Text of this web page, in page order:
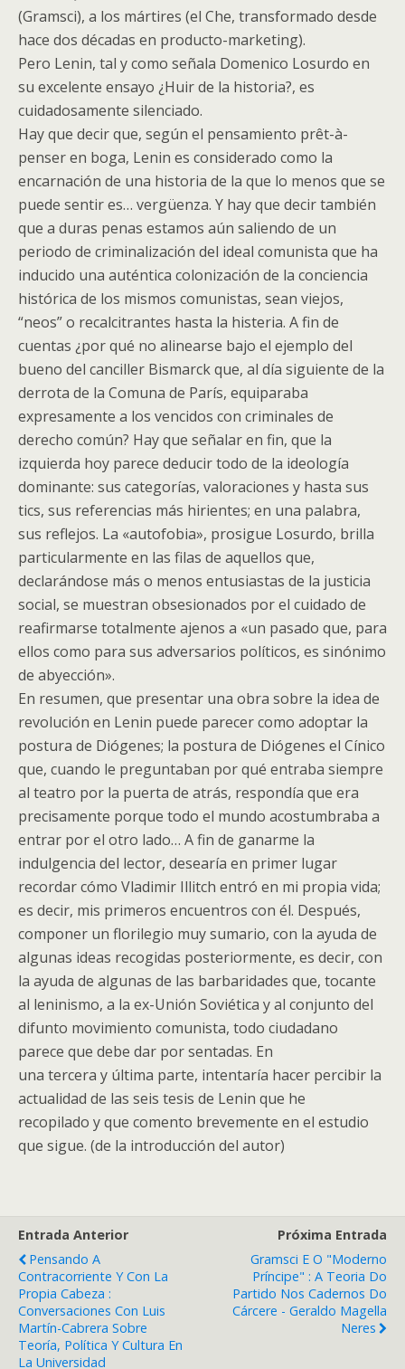
(Gramsci), a los mártires (el Che, transformado desde
hace dos décadas en producto-marketing).
Pero Lenin, tal y como señala Domenico Losurdo en
su excelente ensayo ¿Huir de la historia?, es
cuidadosamente silenciado.
Hay que decir que, según el pensamiento prêt-à-
penser en boga, Lenin es considerado como la
encarnación de una historia de la que lo menos que se
puede sentir es… vergüenza. Y hay que decir también
que a duras penas estamos aún saliendo de un
periodo de criminalización del ideal comunista que ha
inducido una auténtica colonización de la conciencia
histórica de los mismos comunistas, sean viejos,
“neos” o recalcitrantes hasta la histeria. A fin de
cuentas ¿por qué no alinearse bajo el ejemplo del
bueno del canciller Bismarck que, al día siguiente de la
derrota de la Comuna de París, equiparaba
expresamente a los vencidos con criminales de
derecho común? Hay que señalar en fin, que la
izquierda hoy parece deducir todo de la ideología
dominante: sus categorías, valoraciones y hasta sus
tics, sus referencias más hirientes; en una palabra,
sus reflejos. La «autofobia», prosigue Losurdo, brilla
particularmente en las filas de aquellos que,
declarándose más o menos entusiastas de la justicia
social, se muestran obsesionados por el cuidado de
reafirmarse totalmente ajenos a «un pasado que, para
ellos como para sus adversarios políticos, es sinónimo
de abyección».
En resumen, que presentar una obra sobre la idea de
revolución en Lenin puede parecer como adoptar la
postura de Diógenes; la postura de Diógenes el Cínico
que, cuando le preguntaban por qué entraba siempre
al teatro por la puerta de atrás, respondía que era
precisamente porque todo el mundo acostumbraba a
entrar por el otro lado… A fin de ganarme la
indulgencia del lector, desearía en primer lugar
recordar cómo Vladimir Illitch entró en mi propia vida;
es decir, mis primeros encuentros con él. Después,
componer un florilegio muy sumario, con la ayuda de
algunas ideas recogidas posteriormente, es decir, con
la ayuda de algunas de las barbaridades que, tocante
al leninismo, a la ex-Unión Soviética y al conjunto del
difunto movimiento comunista, todo ciudadano
parece que debe dar por sentadas. En
una tercera y última parte, intentaría hacer percibir la
actualidad de las seis tesis de Lenin que he
recopilado y que comento brevemente en el estudio
que sigue. (de la introducción del autor)
Entrada Anterior
Pensando A
Contracorriente Y Con La
Propia Cabeza :
Conversaciones Con Luis
Martín-Cabrera Sobre
Teoría, Política Y Cultura En
La Universidad
Próxima Entrada
Gramsci E O "Moderno
Príncipe" : A Teoria Do
Partido Nos Cadernos Do
Cárcere - Geraldo Magella
Neres